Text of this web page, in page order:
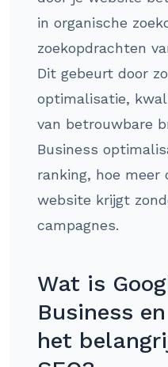
in organische
zoekopdrachten
Dit gebeurt door
optimalisatie,
van betrouwbare
Business
ranking, hoe meer
website krijgt
campagnes.
Wat is
Business
het